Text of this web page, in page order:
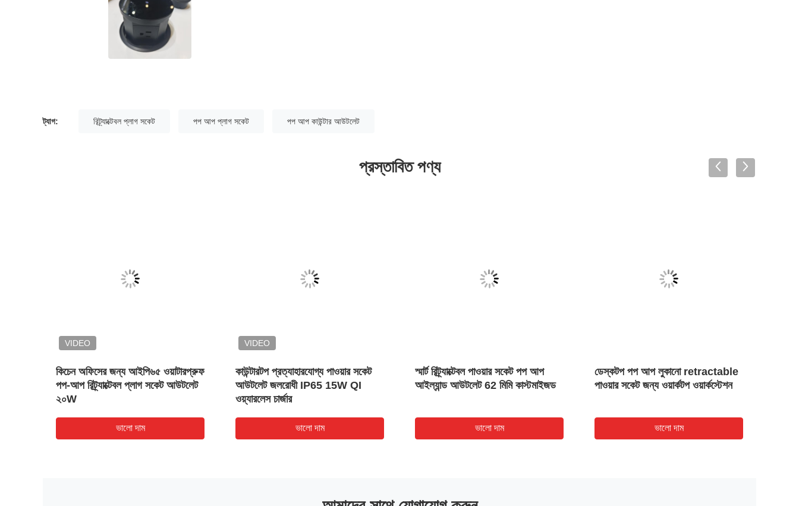
ট্যাগ: রিট্র্যাক্টেবল প্লাগ সকেট পপ আপ প্লাগ সকেট পপ আপ কাউন্টার আউটলেট
প্রস্তাবিত পণ্য
VIDEO
কিচেন অফিসের জন্য আইপি৬৫ ওয়াটারপ্রুফ
পপ-আপ রিট্র্যাক্টেবল প্লাগ সকেট আউটলেট
২০W
ভালো দাম
VIDEO
কাউন্টারটপ প্রত্যাহারযোগ্য পাওয়ার সকেট
আউটলেট জলরোধী IP65 15W QI
ওয়্যারলেস চার্জার
ভালো দাম
স্মার্ট রিট্র্যাক্টেবল পাওয়ার সকেট পপ আপ
আইল্যান্ড আউটলেট 62 মিমি কাস্টমাইজড
ভালো দাম
ডেস্কটপ পপ আপ লুকানো retractable
পাওয়ার সকেট জন্য ওয়ার্কটপ ওয়ার্কস্টেশন
ভালো দাম